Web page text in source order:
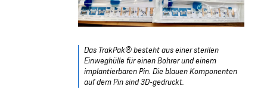
Das TrakPak® besteht aus einer sterilen
Einweghülle für einen Bohrer und einem
implantierbaren Pin. Die blauen Komponenten
auf dem Pin sind 3D-gedruckt.